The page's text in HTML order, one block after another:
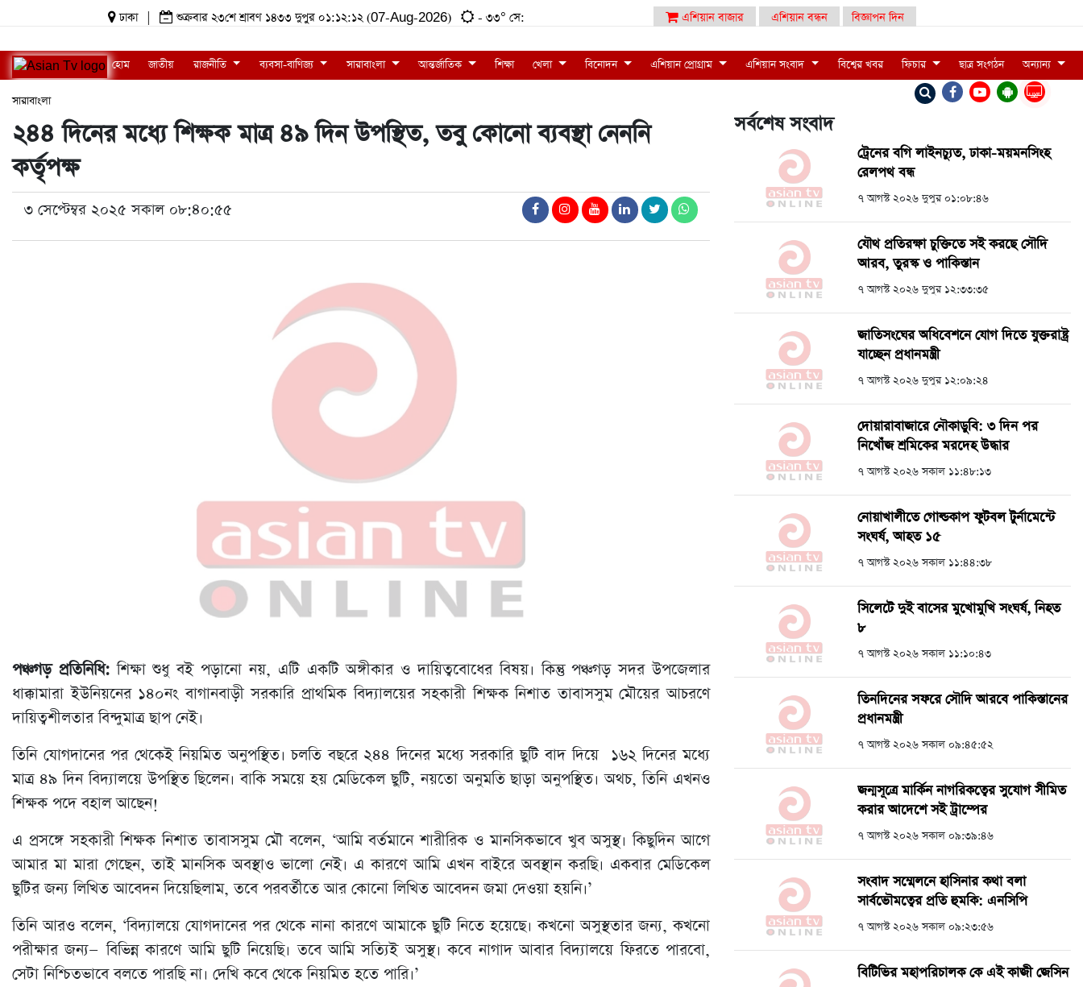
ঢাকা শুক্রবার ২৩শে শ্রাবণ ১৪৩৩ দুপুর ০১:১২:১২ (07-Aug-2026) - ৩৩° সে: এশিয়ান বাজার এশিয়ান বন্ধন বিজ্ঞাপন দিন
LIVE
হোম জাতীয় রাজনীতি ব্যবসা-বাণিজ্য সারাবাংলা আন্তর্জাতিক শিক্ষা খেলা বিনোদন এশিয়ান প্রোগ্রাম এশিয়ান সংবাদ বিশ্বের খবর ফিচার ছাত্র সংগঠন অন্যান্য
সারাবাংলা
২৪৪ দিনের মধ্যে শিক্ষক মাত্র ৪৯ দিন উপস্থিত, তবু কোনো ব্যবস্থা নেননি
কর্তৃপক্ষ
৩ সেপ্টেম্বর ২০২৫ সকাল ০৮:৪০:৫৫
পঞ্চগড় প্রতিনিধি:শিক্ষা শুধু বই পড়ানো নয়, এটি একটি অঙ্গীকার ও দায়িত্ববোধের বিষয়। কিন্তু পঞ্চগড় সদর উপজেলার
ধাক্কামারা ইউনিয়নের ১৪০নং বাগানবাড়ী সরকারি প্রাথমিক বিদ্যালয়ের সহকারী শিক্ষক নিশাত তাবাসসুম মৌয়ের আচরণে
দায়িত্বশীলতার বিন্দুমাত্র ছাপ নেই।
তিনি যোগদানের পর থেকেই নিয়মিত অনুপস্থিত। চলতি বছরে ২৪৪ দিনের মধ্যে সরকারি ছুটি বাদ দিয়ে ১৬২ দিনের মধ্যে
মাত্র ৪৯ দিন বিদ্যালয়ে উপস্থিত ছিলেন। বাকি সময়ে হয় মেডিকেল ছুটি, নয়তো অনুমতি ছাড়া অনুপস্থিত। অথচ, তিনি এখনও
শিক্ষক পদে বহাল আছেন!
এ প্রসঙ্গে সহকারী শিক্ষক নিশাত তাবাসসুম মৌ বলেন, ‘আমি বর্তমানে শারীরিক ও মানসিকভাবে খুব অসুস্থ। কিছুদিন আগে
আমার মা মারা গেছেন, তাই মানসিক অবস্থাও ভালো নেই। এ কারণে আমি এখন বাইরে অবস্থান করছি। একবার মেডিকেল
ছুটির জন্য লিখিত আবেদন দিয়েছিলাম, তবে পরবর্তীতে আর কোনো লিখিত আবেদন জমা দেওয়া হয়নি।’
তিনি আরও বলেন, ‘বিদ্যালয়ে যোগদানের পর থেকে নানা কারণে আমাকে ছুটি নিতে হয়েছে। কখনো অসুস্থতার জন্য, কখনো
পরীক্ষার জন্য— বিভিন্ন কারণে আমি ছুটি নিয়েছি। তবে আমি সত্যিই অসুস্থ। কবে নাগাদ আবার বিদ্যালয়ে ফিরতে পারবো,
সেটা নিশ্চিতভাবে বলতে পারছি না। দেখি কবে থেকে নিয়মিত হতে পারি।’
সর্বশেষ সংবাদ
ট্রেনের বগি লাইনচ্যুত, ঢাকা-ময়মনসিংহ
রেলপথ বন্ধ
৭ আগস্ট ২০২৬ দুপুর ০১:০৮:৪৬
যৌথ প্রতিরক্ষা চুক্তিতে সই করছে সৌদি
আরব, তুরস্ক ও পাকিস্তান
৭ আগস্ট ২০২৬ দুপুর ১২:৩৩:৩৫
জাতিসংঘের অধিবেশনে যোগ দিতে যুক্তরাষ্ট্র
যাচ্ছেন প্রধানমন্ত্রী
৭ আগস্ট ২০২৬ দুপুর ১২:০৯:২৪
দোয়ারাবাজারে নৌকাডুবি: ৩ দিন পর
নিখোঁজ শ্রমিকের মরদেহ উদ্ধার
৭ আগস্ট ২০২৬ সকাল ১১:৪৮:১৩
নোয়াখালীতে গোল্ডকাপ ফুটবল টুর্নামেন্টে
সংঘর্ষ, আহত ১৫
৭ আগস্ট ২০২৬ সকাল ১১:৪৪:৩৮
সিলেটে দুই বাসের মুখোমুখি সংঘর্ষ, নিহত
৮
৭ আগস্ট ২০২৬ সকাল ১১:১০:৪৩
তিনদিনের সফরে সৌদি আরবে পাকিস্তানের
প্রধানমন্ত্রী
৭ আগস্ট ২০২৬ সকাল ০৯:৪৫:৫২
জন্মসূত্রে মার্কিন নাগরিকত্বের সুযোগ সীমিত
করার আদেশে সই ট্রাম্পের
৭ আগস্ট ২০২৬ সকাল ০৯:৩৯:৪৬
সংবাদ সম্মেলনে হাসিনার কথা বলা
সার্বভৌমত্বের প্রতি হুমকি: এনসিপি
৭ আগস্ট ২০২৬ সকাল ০৯:২৩:৫৬
বিটিভির মহাপরিচালক কে এই কাজী জেসিন